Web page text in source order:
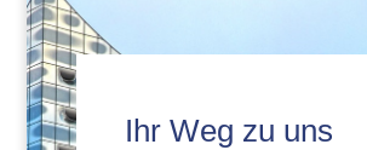
Ihr Weg zu uns